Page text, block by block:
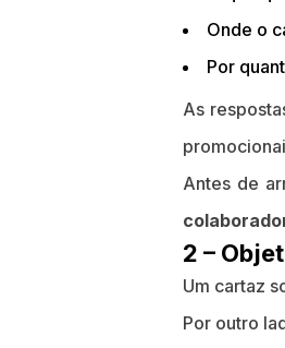
Onde o
Por
As
Antes de
2 –
Um cartaz
Por outro